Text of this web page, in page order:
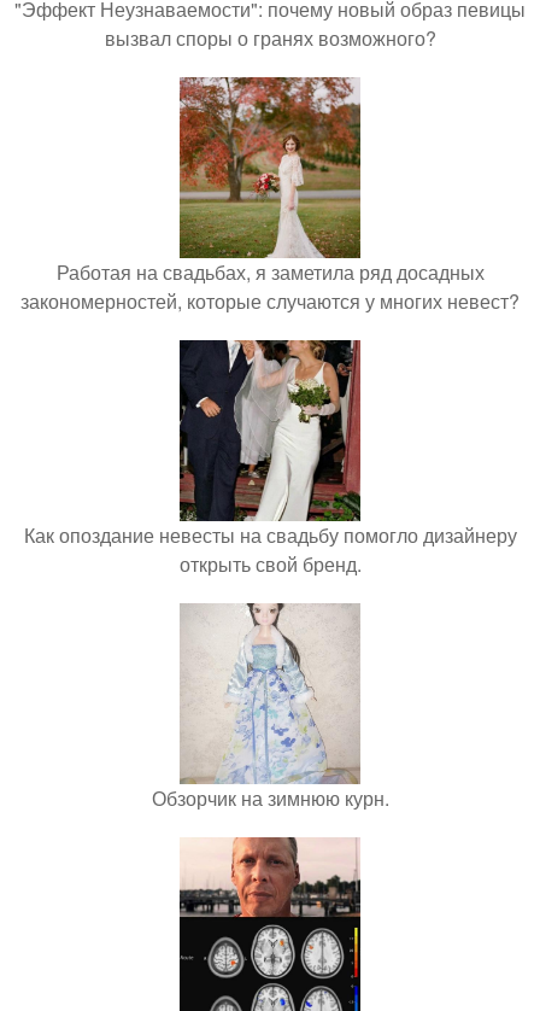
"Эффект Неузнаваемости": почему новый образ певицы
вызвал споры о гранях возможного?
Работая на свадьбах, я заметила ряд досадных
закономерностей, которые случаются у многих невест?
Как опоздание невесты на свадьбу помогло дизайнеру
открыть свой бренд.
Обзорчик на зимнюю курн.